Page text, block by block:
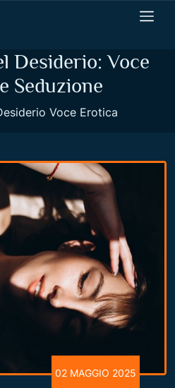
Desiderio: Voce
Seduzione
Voce Erotica
02 MAGGIO 2025